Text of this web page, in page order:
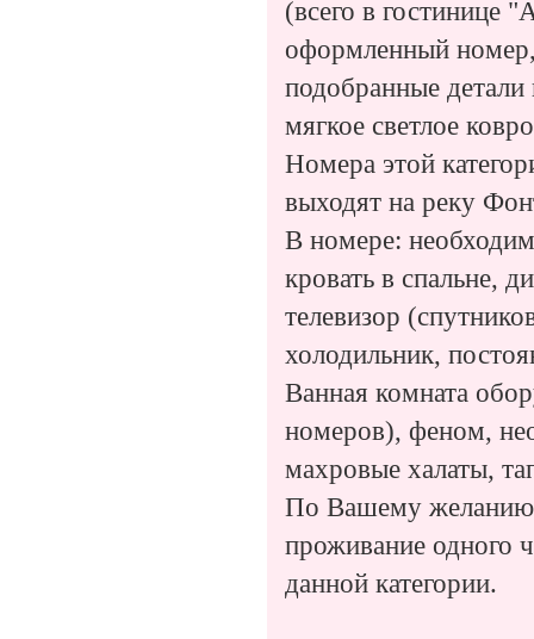
(всего в гостинице
оформленный
подобранные
мягкое светлое
Номера этой
выходят на реку
В номере:
кровать в спальне,
телевизор
холодильник,
Ванная комната
номеров), феном,
махровые халаты,
По Вашему желанию
проживание одного
данной категории.